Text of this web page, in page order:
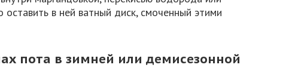
в ней ватный диск, смоченный этими
пота в зимней или демисезонной